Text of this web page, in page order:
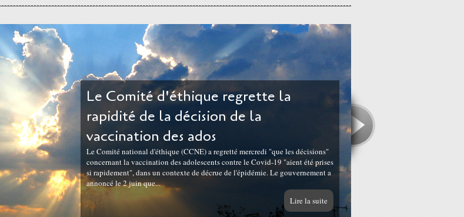
Le Comité d'éthique regrette la
rapidité de la décision de la
vaccination des ados
Le Comité national d'éthique (CCNE) a regretté mercredi "que les décisions"
concernant la vaccination des adolescents contre le Covid-19 "aient été prises
si rapidement", dans un contexte de décrue de l'épidémie. Le gouvernement a
annoncé le 2 juin que...
Lire la suite